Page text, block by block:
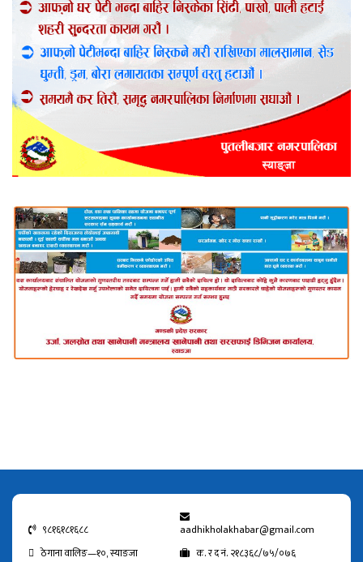
९८१६१८१६८८
aadhikholakhabar@gmail.com
ठेगाना वालिङ—१०, स्याङजा
क. र द नं. २१८३६८/७५/०७६